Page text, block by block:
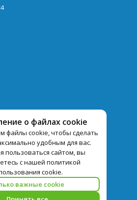
о файлах cookie
файлы cookie, чтобы сделать
удобным для вас.
пользоваться сайтом, вы
с нашей политикой
cookie.
важные cookie